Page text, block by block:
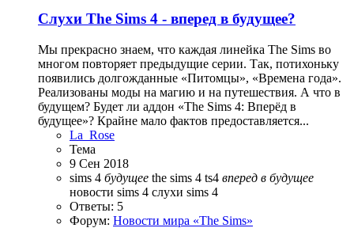
Слухи The Sims 4 - вперед в будущее?
Мы прекрасно знаем, что каждая линейка The Sims во
многом повторяет предыдущие серии. Так, потихоньку
появились долгожданные «Питомцы», «Времена года».
Реализованы моды на магию и на путешествия. А что в
будущем? Будет ли аддон «The Sims 4: Вперёд в
будущее»? Крайне мало фактов предоставляется...
La_Rose
Тема
9 Сен 2018
sims 4 будущее the sims 4 ts4 вперед в будущее
новости sims 4 слухи sims 4
Ответы: 5
Форум: Новости мира «The Sims»